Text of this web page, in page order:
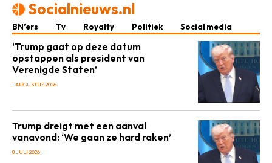
Socialnieuws.nl
BN’ers Tv Royalty Politiek Social media
‘Trump gaat op deze datum
opstappen als president van
Verenigde Staten’
1 AUGUSTUS 2026
Trump dreigt met een aanval
vanavond: ‘We gaan ze hard raken’
8 JULI 2026